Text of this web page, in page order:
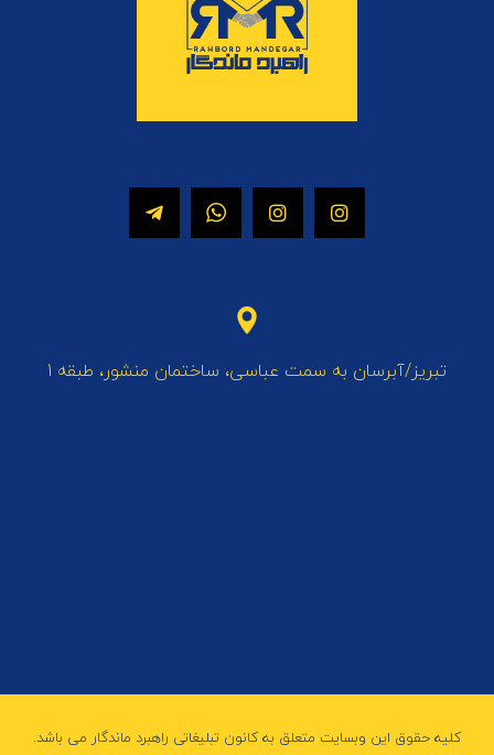
تبریز/آبرسان به سمت عباسی، ساختمان منشور، طبقه 1
کلیه حقوق این وبسایت متعلق به کانون تبلیغاتی راهبرد ماندگار می باشد.